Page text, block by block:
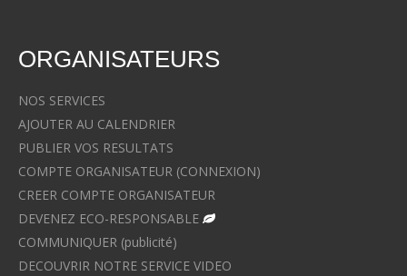
ORGANISATEURS
NOS SERVICES
AJOUTER AU CALENDRIER
PUBLIER VOS RESULTATS
COMPTE ORGANISATEUR (CONNEXION)
CREER COMPTE ORGANISATEUR
DEVENEZ ECO-RESPONSABLE
COMMUNIQUER (publicité)
DECOUVRIR NOTRE SERVICE VIDEO